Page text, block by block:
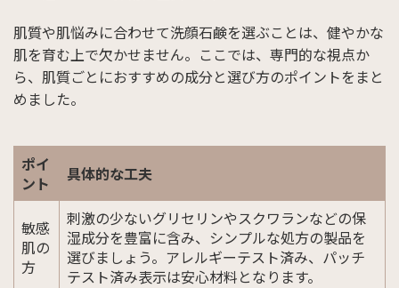
肌質や肌悩みに合わせて洗顔石鹸を選ぶことは、健やかな
肌を育む上で欠かせません。ここでは、専門的な視点か
ら、肌質ごとにおすすめの成分と選び方のポイントをまと
めました。
ポイ
ント
具体的な工夫
敏感
肌の
方
刺激の少ないグリセリンやスクワランなどの保
湿成分を豊富に含み、シンプルな処方の製品を
選びましょう。アレルギーテスト済み、パッチ
テスト済み表示は安心材料となります。